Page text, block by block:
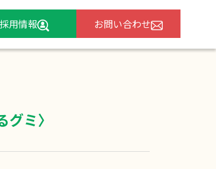
採用情報 お問い合わせ
ミ〉